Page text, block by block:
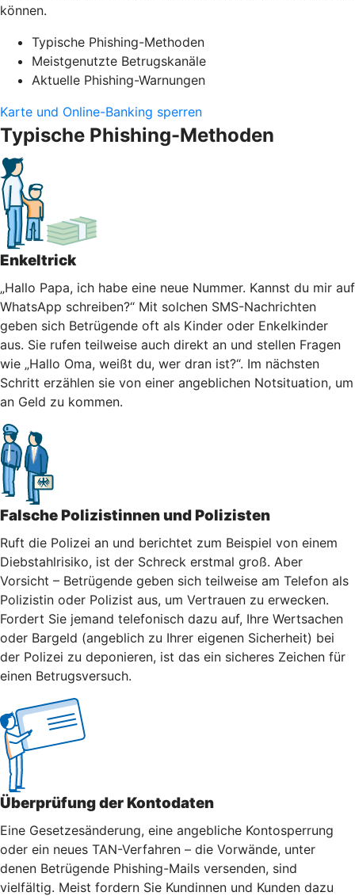
können.
Typische Phishing-Methoden
Meistgenutzte Betrugskanäle
Aktuelle Phishing-Warnungen
Karte und Online-Banking sperren
Typische Phishing-Methoden
Enkeltrick
„Hallo Papa, ich habe eine neue Nummer. Kannst du mir auf
WhatsApp schreiben?“ Mit solchen SMS-Nachrichten
geben sich Betrügende oft als Kinder oder Enkelkinder
aus. Sie rufen teilweise auch direkt an und stellen Fragen
wie „Hallo Oma, weißt du, wer dran ist?“. Im nächsten
Schritt erzählen sie von einer angeblichen Notsituation, um
an Geld zu kommen.
Falsche Polizistinnen und Polizisten
Ruft die Polizei an und berichtet zum Beispiel von einem
Diebstahlrisiko, ist der Schreck erstmal groß. Aber
Vorsicht – Betrügende geben sich teilweise am Telefon als
Polizistin oder Polizist aus, um Vertrauen zu erwecken.
Fordert Sie jemand telefonisch dazu auf, Ihre Wertsachen
oder Bargeld (angeblich zu Ihrer eigenen Sicherheit) bei
der Polizei zu deponieren, ist das ein sicheres Zeichen für
einen Betrugsversuch.
Überprüfung der Kontodaten
Eine Gesetzesänderung, eine angebliche Kontosperrung
oder ein neues TAN-Verfahren – die Vorwände, unter
denen Betrügende Phishing-Mails versenden, sind
vielfältig. Meist fordern Sie Kundinnen und Kunden dazu